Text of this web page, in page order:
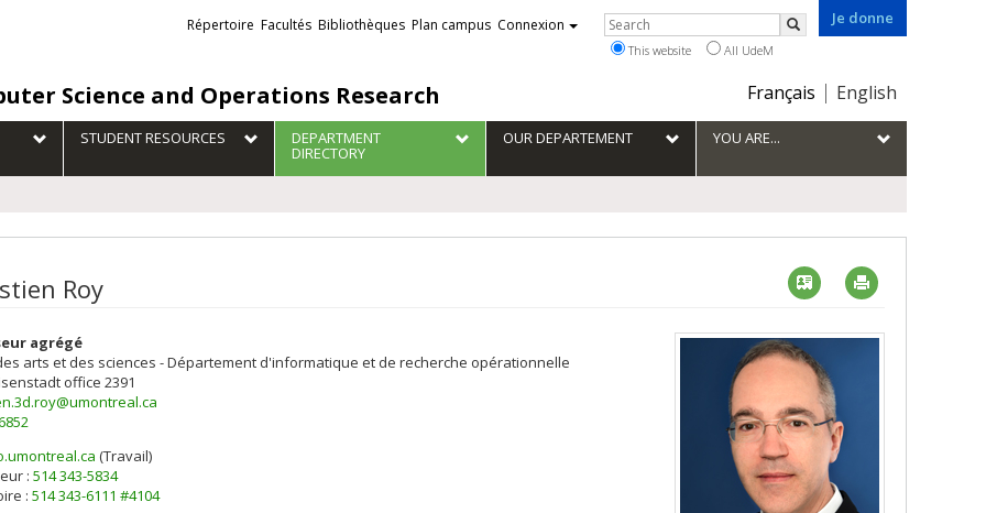
Science and Operations Research
Je donne
Choix
la
langue
Français English
Liens
externes
Répertoire Facultés Bibliothèques Plan campus Connexion Rechercher
Search
This website All UdeM
STUDENT RESOURCES DEPARTMENT
DIRECTORY
OUR DEPARTEMENT YOU ARE...
Roy Vcard
agrégé
arts et des sciences - Département d'informatique et de recherche opérationnelle
office 2391
(Travail)
: 514 343-5834
: 514 343-6111 #4104